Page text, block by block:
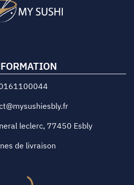
leclerc, 77450 Esbly
de livraison